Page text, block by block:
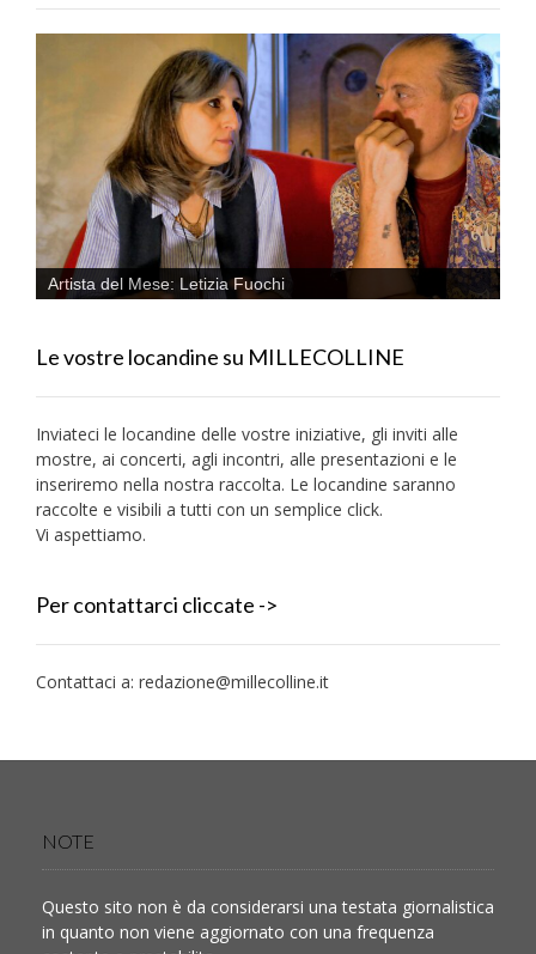
Artista del Mese: Letizia Fuochi
Le vostre locandine su MILLECOLLINE
Inviateci le locandine delle vostre iniziative, gli inviti alle
mostre, ai concerti, agli incontri, alle presentazioni e le
inseriremo nella nostra raccolta. Le locandine saranno
raccolte e visibili a tutti con un semplice click.
Vi aspettiamo.
Per contattarci cliccate ->
Contattaci a: redazione@millecolline.it
NOTE
Questo sito non è da considerarsi una testata giornalistica
in quanto non viene aggiornato con una frequenza